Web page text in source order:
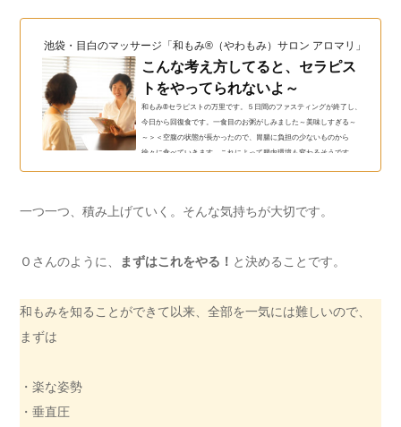
池袋・目白のマッサージ「和もみ®（やわもみ）サロン アロマリ」（和
こんな考え方してると、セラピス
トをやってられないよ～
和もみ®セラピストの万里です。５日間のファスティングが終了し、
今日から回復食です。一食目のお粥がしみました～美味しすぎる～
～＞＜空腹の状態が長かったので、胃腸に負担の少ないものから
徐々に食べていきます。これによって腸内環境も変わるそうです
ないよ～さて今日は、こんな考え方をしていると、この仕事やって
一つ一つ、積み上げていく。そんな気持ちが大切です。
Ｏさんのように、 まずはこれをやる！ と決めることです。
和もみを知ることができて以来、全部を一気には難しいので、
まずは
・楽な姿勢
・垂直圧